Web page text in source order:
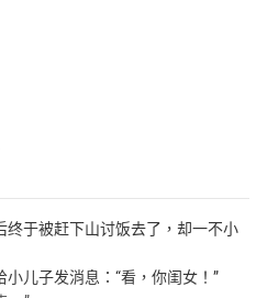
于被赶下山讨饭去了，却一不小
儿子发消息：“看，你闺女！”